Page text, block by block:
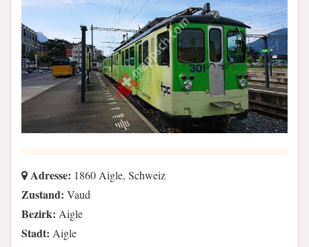
Adresse: 1860 Aigle, Schweiz
Zustand: Vaud
Bezirk: Aigle
Stadt: Aigle